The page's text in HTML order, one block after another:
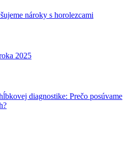
nároky s horolezcami
2025
diagnostike: Prečo posúvame